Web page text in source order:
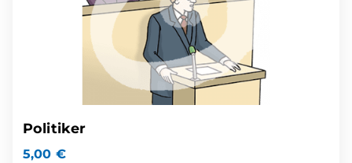
Politiker
5,00 €